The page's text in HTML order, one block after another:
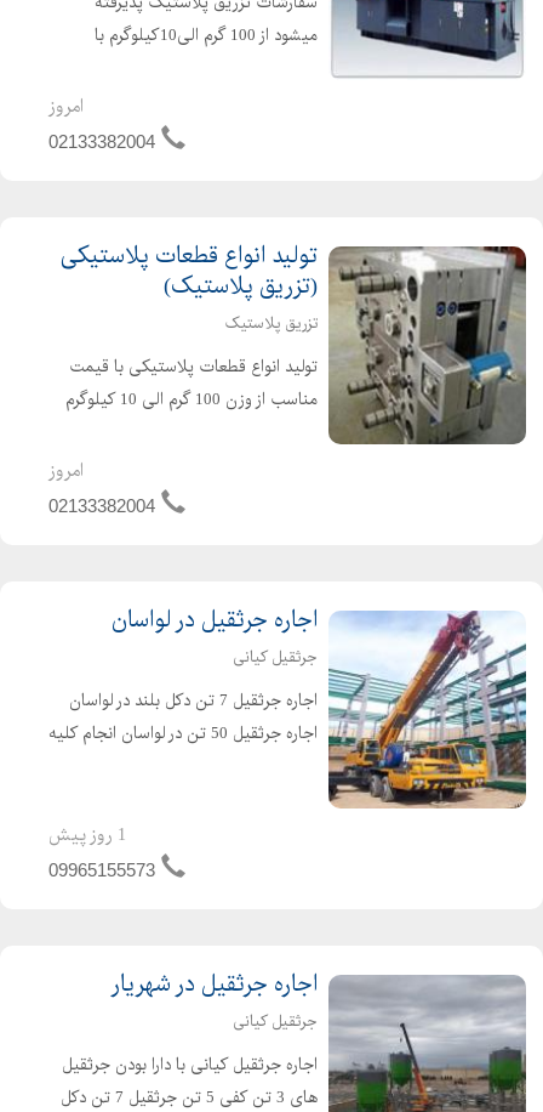
میشود از 100 گرم الی10کیلوگرم با
مناسب خدمات تزریق پلاستیک قبول
سفارشات قطعات پلاستیک
امروز
02133382004
تولید انواع قطعات پلاستیکی
(تزریق پلاستیک)
تزریق پلاستیک
تولید انواع قطعات پلاستیکی با قیمت
مناسب از وزن 100 گرم الی 10 کیلوگرم
و.....) ساخت قالب ، قالبسازی صنعتی ،
ساخت قطعات خودرو ، قطعات و لوازم
امروز
02133382004
اجاره جرثقیل در لواسان
جرثقیل کیانی
اجاره جرثقیل 7 تن دکل بلند در لواسان
اجاره جرثقیل 50 تن در لواسان انجام کلیه
تخلیه میلگرد بارگیری و جابجایی اسلب
1 روز پیش
09965155573
اجاره جرثقیل در شهریار
جرثقیل کیانی
اجاره جرثقیل کیانی با دارا بودن جرثقیل
های 3 تن کفی 5 تن جرثقیل 7 تن دکل